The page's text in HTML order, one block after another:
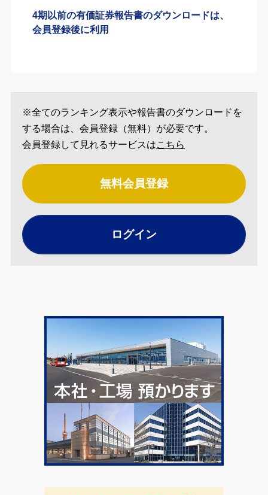
4期以前の有価証券報告書のダウンロードは、
会員登録後に利用
※全てのランキング表示や報告書のダウンロードを
する場合は、会員登録（無料）が必要です。
会員登録して見れるサービスはこちら
無料会員登録
ログイン